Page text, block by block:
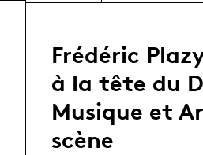
Frédéric
à la tête du
Musique et
scène